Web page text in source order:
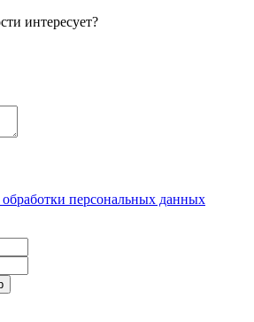
интересует?
персональных данных